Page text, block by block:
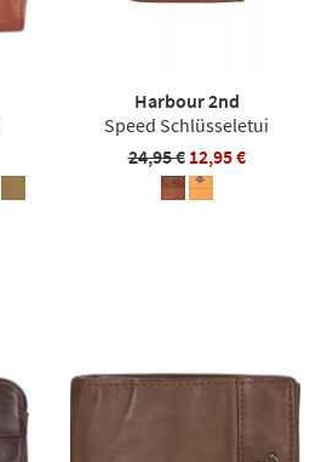
Harbour 2nd
Speed Schlüsseletui
24,95 € 12,95 €